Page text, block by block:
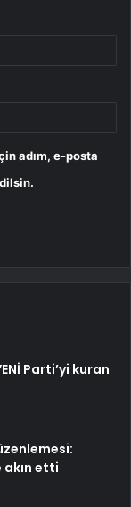
adım, e-posta
Parti’yi kuran
etti